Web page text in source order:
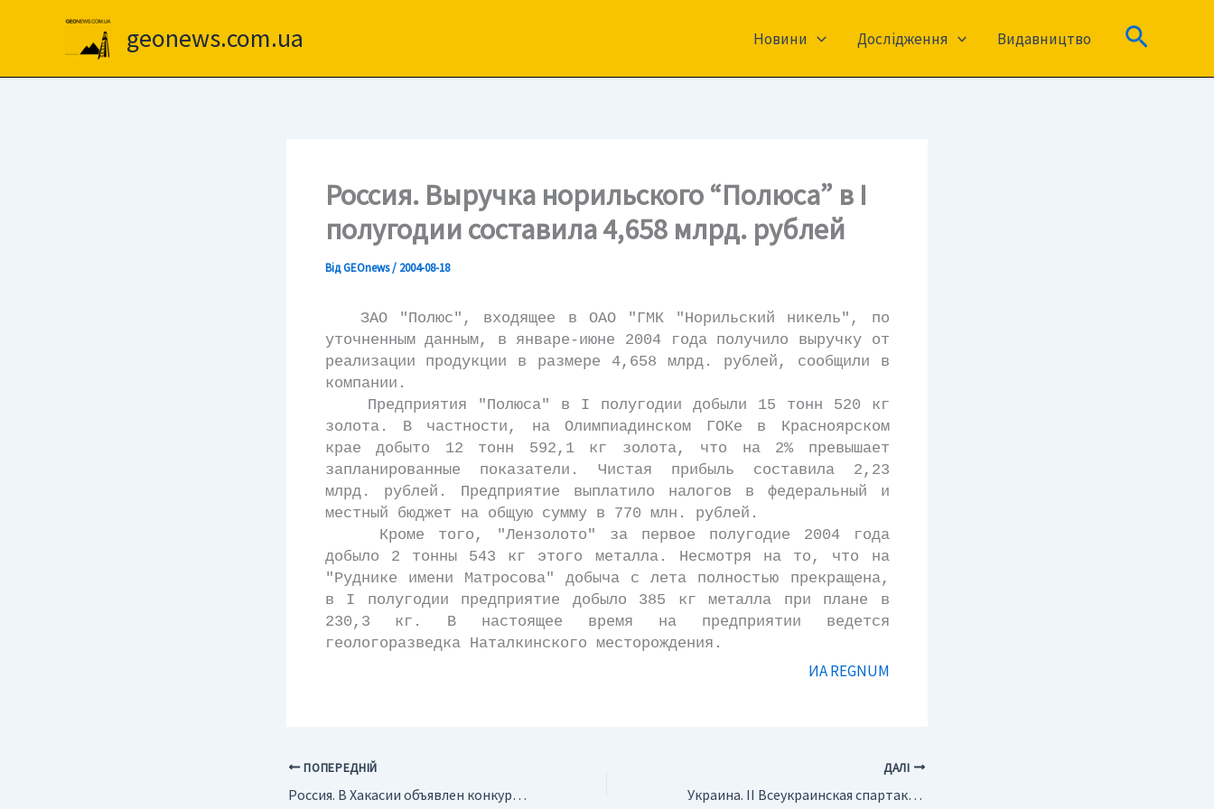
geonews.com.ua Новини Дослідження Видавництво Пошук
Россия. Выручка норильского “Полюса” в I
полугодии составила 4,658 млрд. рублей
ВідGEOnews/ 2004-08-18
ЗАО "Полюс", входящее в ОАО "ГМК "Норильский никель", по
уточненным данным, в январе-июне 2004 года получило выручку от
реализации продукции в размере 4,658 млрд. рублей, сообщили в
компании.
Предприятия "Полюса" в I полугодии добыли 15 тонн 520 кг
золота. В частности, на Олимпиадинском ГОКе в Красноярском
крае добыто 12 тонн 592,1 кг золота, что на 2% превышает
запланированные показатели. Чистая прибыль составила 2,23
млрд. рублей. Предприятие выплатило налогов в федеральный и
местный бюджет на общую сумму в 770 млн. рублей.
Кроме того, "Лензолото" за первое полугодие 2004 года
добыло 2 тонны 543 кг этого металла. Несмотря на то, что на
"Руднике имени Матросова" добыча с лета полностью прекращена,
в I полугодии предприятие добыло 385 кг металла при плане в
230,3 кг. В настоящее время на предприятии ведется
геологоразведка Наталкинского месторождения.
ИА REGNUM
ПОПЕРЕДНІЙ
Россия. В Хакасии объявлен конкурс на разработку Каратагского месторождения
ДАЛІ
Украина. II Всеукраинская спартакиада работников геологии пройдет в сентябре